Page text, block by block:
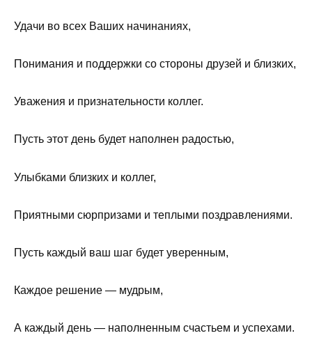
Удачи во всех Ваших начинаниях,
Понимания и поддержки со стороны друзей и близких,
Уважения и признательности коллег.
Пусть этот день будет наполнен радостью,
Улыбками близких и коллег,
Приятными сюрпризами и теплыми поздравлениями.
Пусть каждый ваш шаг будет уверенным,
Каждое решение — мудрым,
А каждый день — наполненным счастьем и успехами.